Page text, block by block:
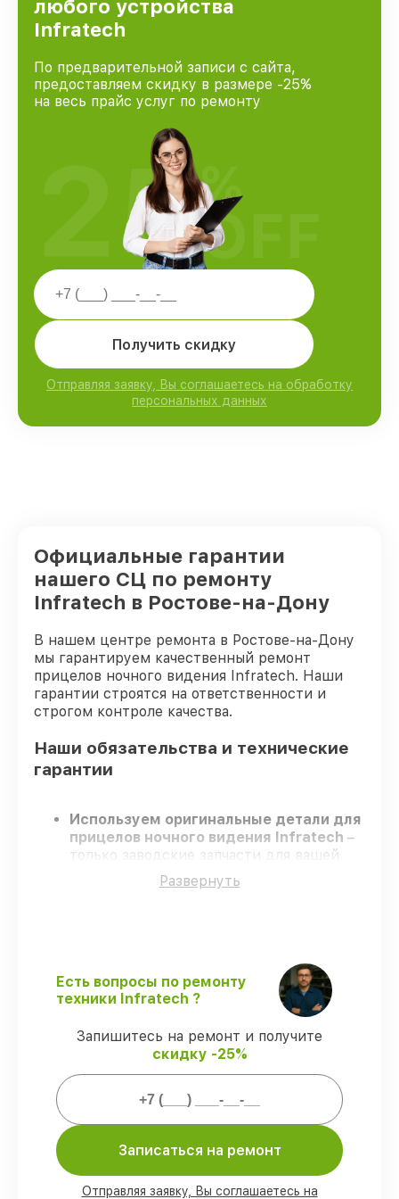
любого устройства
Infratech
По предварительной записи с сайта,
предоставляем скидку в размере -25%
на весь прайс услуг по ремонту
Получить скидку
Отправляя заявку, Вы соглашаетесь на обработку
персональных данных
25%
OFF
Официальные гарантии
нашего СЦ по ремонту
Infratech в Ростове-на-Дону
В нашем центре ремонта в Ростове-на-Дону
мы гарантируем качественный ремонт
прицелов ночного видения Infratech. Наши
гарантии строятся на ответственности и
строгом контроле качества.
Наши обязательства и технические
гарантии
Используем оригинальные детали для
прицелов ночного видения Infratech –
только заводские запчасти для вашей
Сертифицированные мастера
Завершаем работы без задержек
ремонт прицелов ночного видения
Infratech без бесконечных переносов.
– на все
виды работ и комплектующие для
прицелов ночного видения Infratech
Мы гарантируем:
80%
ремонтов по ремонту проводятся с
возможностью присутствия владельца
Развернуть
Есть вопросы по ремонту
техники Infratech ?
Запишитесь на ремонт и получите
скидку -25%
Записаться на ремонт
Отправляя заявку, Вы соглашаетесь на